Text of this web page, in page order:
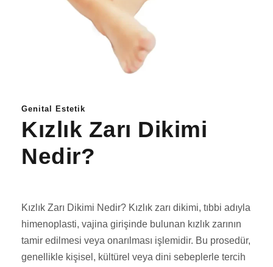
Genital Estetik
Kızlık Zarı Dikimi
Nedir?
Kızlık Zarı Dikimi Nedir? Kızlık zarı dikimi, tıbbi adıyla
himenoplasti, vajina girişinde bulunan kızlık zarının
tamir edilmesi veya onarılması işlemidir. Bu prosedür,
genellikle kişisel, kültürel veya dini sebeplerle tercih